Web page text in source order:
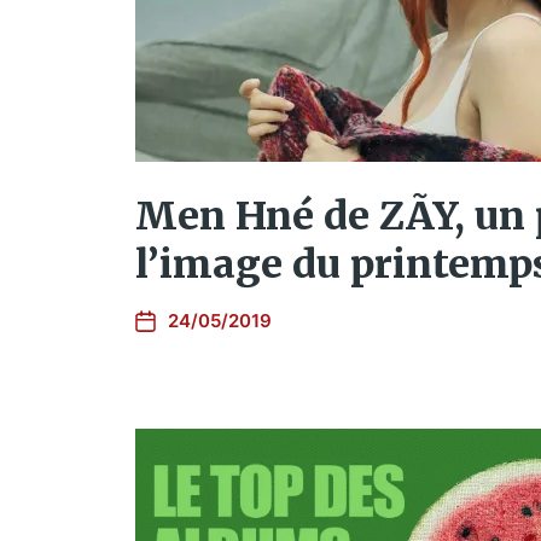
Men Hné de ZÃY,
l’image du
24/05/2019